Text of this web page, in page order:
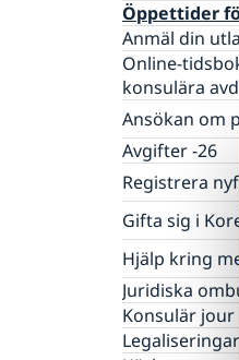
Öppettider
Anmäl din
Online-
konsulära
Ansökan om
Ansökan om
Ansökan om
Förlust av
Nationellt id-
Namnändring
Avgifter -26
Registrera
Olika status
Gifta sig i
Vigsel inför
Vigsel på
Hjälp kring
Svenskt
Svenskt
Juridiska
Konsulär jour
Legaliseringar